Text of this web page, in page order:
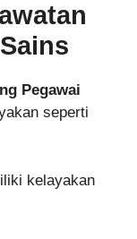
Pegawai
seperti
kelayakan